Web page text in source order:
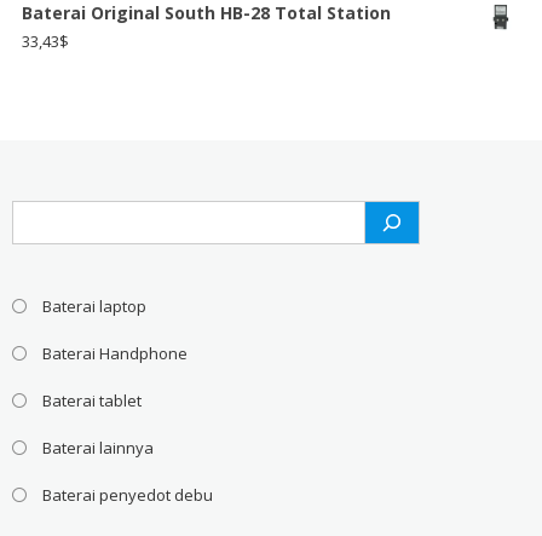
Baterai Original South HB-28 Total Station
33,43$
Baterai laptop
Baterai Handphone
Baterai tablet
Baterai lainnya
Baterai penyedot debu